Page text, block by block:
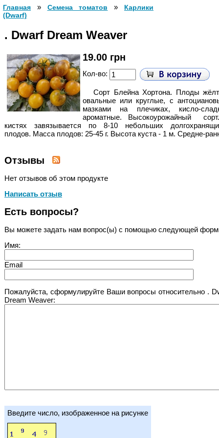
Главная » Cемена томатов » Карлики
(Dwarf)
. Dwarf Dream Weaver
19.00 грн
Кол-во:
Сорт Блейна Хортона. Плоды
овальные или круглые, с
мазками на плечиках, кисло-
ароматные. Высокоурожайный
кистях завязывается по 8-10 небольших
плодов. Масса плодов: 25-45 г. Высота куста - 1 м. Средне-
Отзывы
Нет отзывов об этом продукте
Написать отзыв
Есть вопросы?
Вы можете задать нам вопрос(ы) с помощью следующей
Имя:
Email
Пожалуйста, сформулируйте Ваши вопросы относительно .
Dream Weaver:
Введите число, изображенное на рисунке